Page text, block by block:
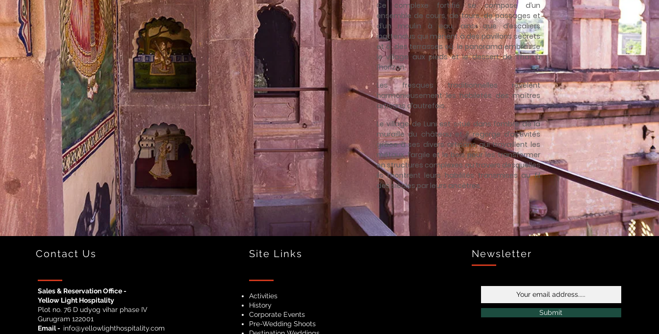
Ce complexe fortifié se compose d’un
ensemble de cours, de tours, de passages et
d’un moulin à eau, ainsi que d’escaliers
inattendus qui mènent à des pavillons secrets
et à des terrasses où le panorama embrasse
le village aux pieds et le dessert de Thar à
l’horizon.
Les fresques traditionnelles révèlent
harmonieusement les habiletés des maîtres
artisans d’autrefois.
Le village de Luni est situé dans l’ombre de la
muraille du château et il regorge d’activités
grâce à ses divers artisans qui travaillent les
métaux, l’argile et le bois pour les transformer
en structures complexes au travers desquelles
ils montrent leurs habilités transmises au fil
des siècles par leurs ancêtres.
Contact Us
Sales & Reservation Office -
Yellow Light Hospitality
Plot no. 76 D udyog vihar phase IV
Gurugram 122001
Email - info@yellowlighthospitality.com
Site Links
Activities
History
Corporate Events
Pre-Wedding Shoots
Newsletter
Submit